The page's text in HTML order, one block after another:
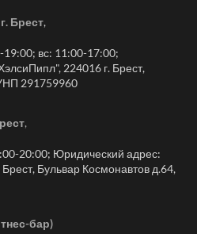
Брест,
вс: 11:00-17:00;
224016 г. Брест,
291759960
,
20:00; Юридический адрес:
Бульвар Космонавтов д.64,
бар)